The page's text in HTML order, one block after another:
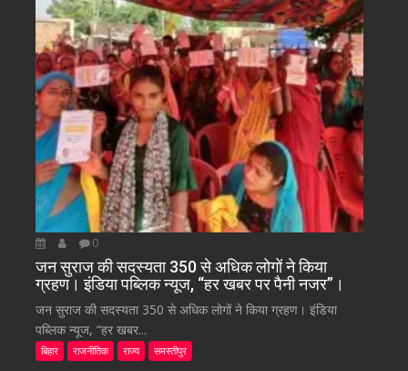
0
जन सुराज की सदस्यता 350 से अधिक लोगों ने किया
ग्रहण। इंडिया पब्लिक न्यूज, “हर खबर पर पैनी नजर”।
जन सुराज की सदस्यता 350 से अधिक लोगों ने किया ग्रहण। इंडिया
पब्लिक न्यूज, “हर खबर...
बिहार राजनीतिक राज्य समस्तीपुर